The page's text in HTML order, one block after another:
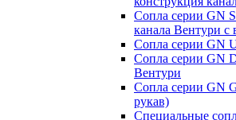
Сопла серии GN
канала Вентури
Сопла серии GN
Сопла серии GN
Вентури
Сопла серии GN
рукав)
Специальные